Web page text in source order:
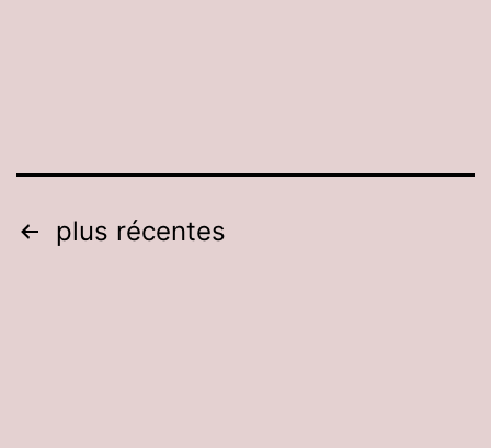
Pagination
plus récentes